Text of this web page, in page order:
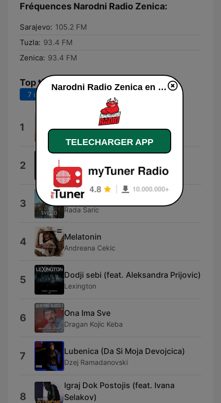
Fréquences Narodni Radio Zenica:
Sarajevo: 105.2 FM
Tuzla: 93.4 FM
Zenica: 93.4 FM
Top titres
7 derniers jours
1
2 Tea Tairovic
3 Svetlo
Rada Saric
4 Melatonin
Andreana Cekic
5 Dodji sebi (feat. Aleksandra Prijovic)
Lexington
6 Ona Ima Sve
Dragan Kojic Keba
7 Lubenica (Da Si Moja Devojcica)
Dzej Ramadanovski
8
Igraj Dok Postojis (feat. Ivana
Selakov)
Narodni Radio Zenica en ligne
TELECHARGER APP